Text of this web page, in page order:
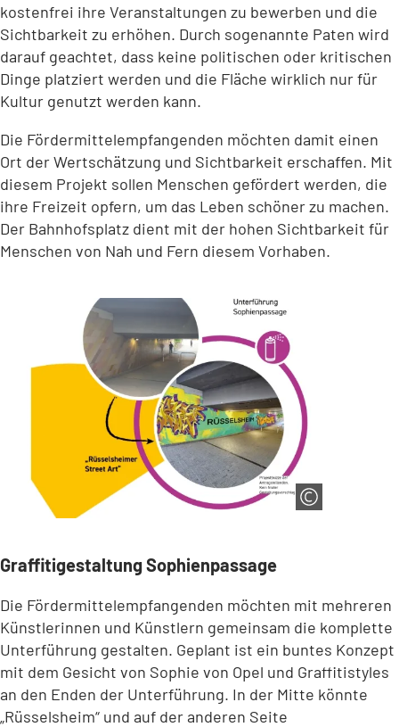
kostenfrei ihre Veranstaltungen zu bewerben und die
Sichtbarkeit zu erhöhen. Durch sogenannte Paten wird
darauf geachtet, dass keine politischen oder kritischen
Dinge platziert werden und die Fläche wirklich nur für
Kultur genutzt werden kann.
Die Fördermittelempfangenden möchten damit einen
Ort der Wertschätzung und Sichtbarkeit erschaffen. Mit
diesem Projekt sollen Menschen gefördert werden, die
ihre Freizeit opfern, um das Leben schöner zu machen.
Der Bahnhofsplatz dient mit der hohen Sichtbarkeit für
Menschen von Nah und Fern diesem Vorhaben.
Graffitigestaltung Sophienpassage
Die Fördermittelempfangenden möchten mit mehreren
Künstlerinnen und Künstlern gemeinsam die komplette
Unterführung gestalten. Geplant ist ein buntes Konzept
mit dem Gesicht von Sophie von Opel und Graffitistyles
an den Enden der Unterführung. In der Mitte könnte
„Rüsselsheim“ und auf der anderen Seite